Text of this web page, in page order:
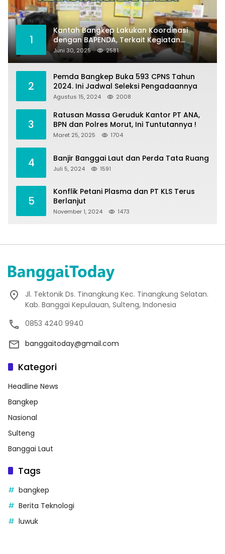
1
Kantah Bangkep Lakukan Koordinasi
dengan BAPENDA, Terkait Kegiatan
Fasilitasi Penilaian Tanah dan Ekonomi
Pertanahan
Juni 30, 2025 2581
2
Pemda Bangkep Buka 593 CPNS Tahun
2024. Ini Jadwal Seleksi Pengadaannya
Agustus 15, 2024 2008
3
Ratusan Massa Geruduk Kantor PT ANA,
BPN dan Polres Morut, Ini Tuntutannya !
Maret 25, 2025 1704
4 Banjir Banggai Laut dan Perda Tata Ruang
Juli 5, 2024 1591
5
Konflik Petani Plasma dan PT KLS Terus
Berlanjut
November 1, 2024 1473
Jl. Tektonik Ds. Tinangkung Kec. Tinangkung Selatan.
Kab. Banggai Kepulauan, Sulteng, Indonesia
0853 4240 9940
banggaitoday@gmail.com
Kategori
Headline News
Bangkep
Nasional
Sulteng
Banggai Laut
Tags
bangkep
Berita Teknologi
luwuk